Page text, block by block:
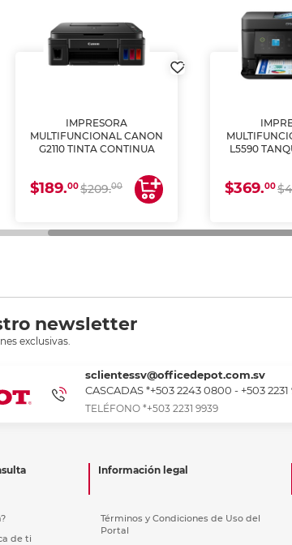
IMPRESORA
MULTIFUNCIONAL CANON
G2110 TINTA CONTINUA
$189.00$209.00
L5590
$369.00
newsletter
exclusivas.
sclientessv@officedepot.com.sv
CASCADAS *+503 2243 0800 - +503 2231
TELÉFONO *+503 2231 9939
de ti
Información legal
Términos y Condiciones de Uso del
Portal